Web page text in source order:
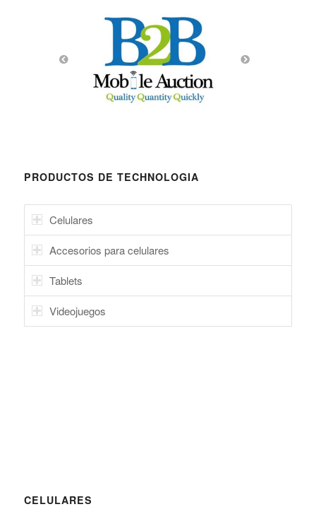
PRODUCTOS DE TECHNOLOGIA
Celulares
Accesorios para celulares
Tablets
Videojuegos
CELULARES